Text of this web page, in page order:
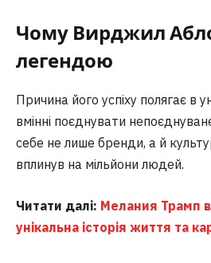
Чому Вирджил
легендою
Причина його успіху полягає в
вмінні поєднувати
себе не лише бренди, а й
вплинув на мільйони людей.
Читати далі: Мелания Трамп
унікальна історія життя та